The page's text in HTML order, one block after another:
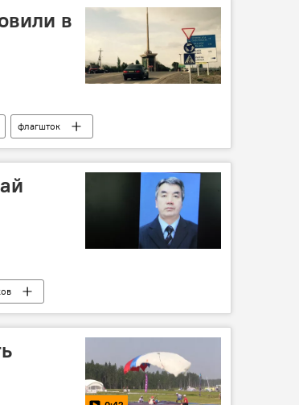
в
флагшток
назначение